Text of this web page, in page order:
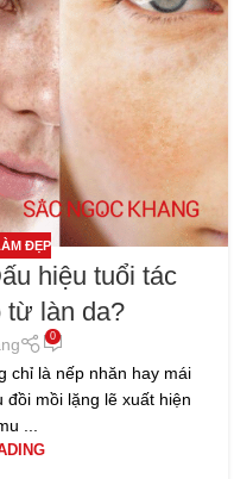
ĐẸP
hiệu tuổi tác
từ làn da?
0
chỉ là nếp nhăn hay mái
mồi lặng lẽ xuất hiện
...